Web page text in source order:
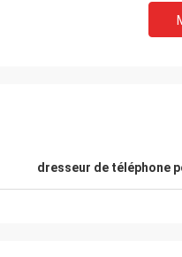
dresseur de téléphone